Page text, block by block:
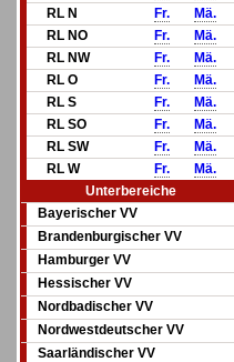
RL N
Fr.
Mä.
RL NO
Fr.
Mä.
RL NW
Fr.
Mä.
RL O
Fr.
Mä.
RL S
Fr.
Mä.
RL SO
Fr.
Mä.
RL SW
Fr.
Mä.
RL W
Fr.
Mä.
Unterbereiche
Bayerischer VV
Brandenburgischer VV
Hamburger VV
Hessischer VV
Nordbadischer VV
Nordwestdeutscher VV
Saarländischer VV